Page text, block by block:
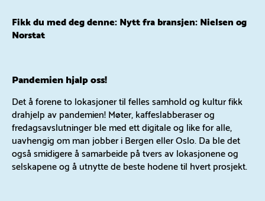
Fikk du med deg denne:Nytt fra bransjen: Nielsen og
Norstat
Pandemien hjalp oss!
Det å forene to lokasjoner til felles samhold og kultur fikk
drahjelp av pandemien! Møter, kaffeslabberaser og
fredagsavslutninger ble med ett digitale og like for alle,
uavhengig om man jobber i Bergen eller Oslo. Da ble det
også smidigere å samarbeide på tvers av lokasjonene og
selskapene og å utnytte de beste hodene til hvert prosjekt.